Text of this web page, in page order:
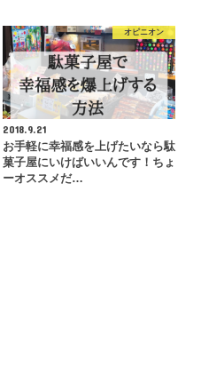
オピニオン
2018.9.21
お手軽に幸福感を上げたいなら駄
菓子屋にいけばいいんです！ちょ
ーオススメだ…